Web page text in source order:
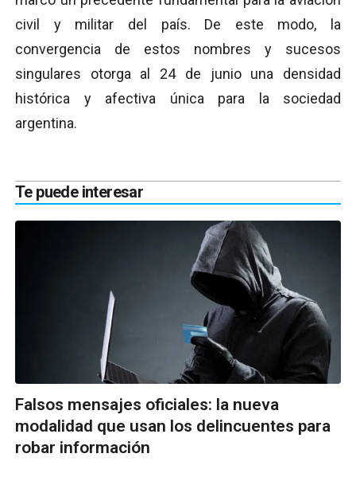
civil y militar del país. De este modo, la
convergencia de estos nombres y sucesos
singulares otorga al 24 de junio una densidad
histórica y afectiva única para la sociedad
argentina.
Te puede interesar
Falsos mensajes oficiales: la nueva
modalidad que usan los delincuentes para
robar información